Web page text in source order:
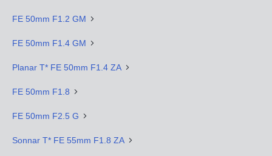
FE 50mm F1.2 GM
FE 50mm F1.4 GM
Planar T* FE 50mm F1.4 ZA
FE 50mm F1.8
FE 50mm F2.5 G
Sonnar T* FE 55mm F1.8 ZA